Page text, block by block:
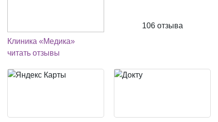
Клиника «Медика»
читать отзывы
106 отзыва